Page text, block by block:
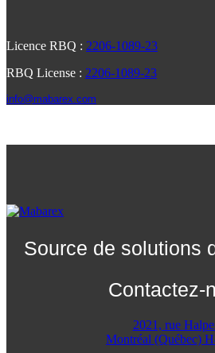
Licence RBQ : 2206-1089-23
RBQ License : 2206-1089-23
info@mabarex.com
Source de solutions
Contactez-
2021, rue
Montréal (Québec)